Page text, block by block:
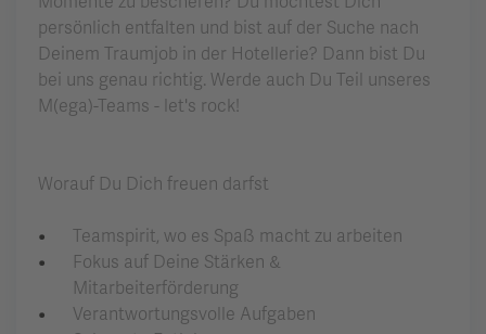
persönlich entfalten und bist auf der Suche nach
Deinem Traumjob in der Hotellerie? Dann bist Du
bei uns genau richtig. Werde auch Du Teil unseres
M(ega)-Teams - let's rock!
Worauf Du Dich freuen darfst
Teamspirit, wo es Spaß macht zu arbeiten
Fokus auf Deine Stärken &
Mitarbeiterförderung
Verantwortungsvolle Aufgaben